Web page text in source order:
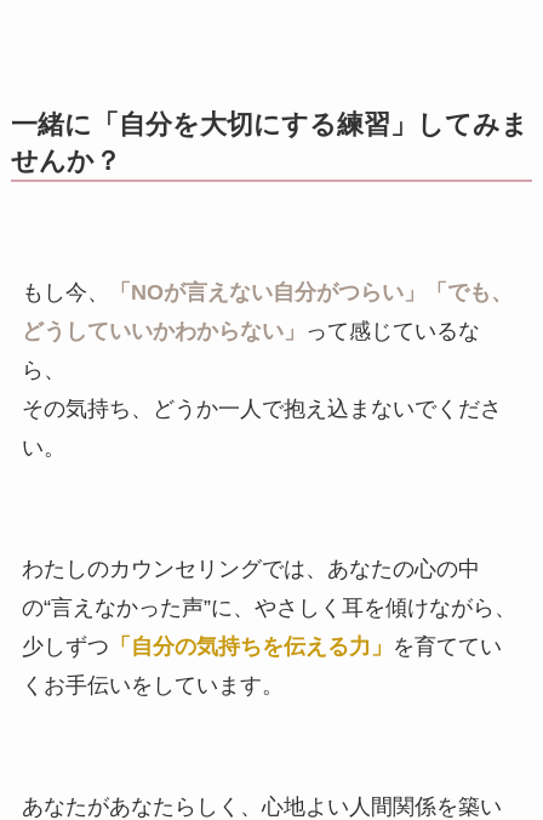
一緒に「自分を大切にする練習」してみま
せんか？
もし今、
「NOが言えない自分がつらい」「でも、
どうしていいかわからない」 って感じているな
ら、
その気持ち、どうか一人で抱え込まないでくださ
い。
わたしのカウンセリングでは、あなたの心の中
の“言えなかった声”に、やさしく耳を傾けながら、
少しずつ 「自分の気持ちを伝える力」 を育ててい
くお手伝いをしています。
あなたがあなたらしく、心地よい人間関係を築い